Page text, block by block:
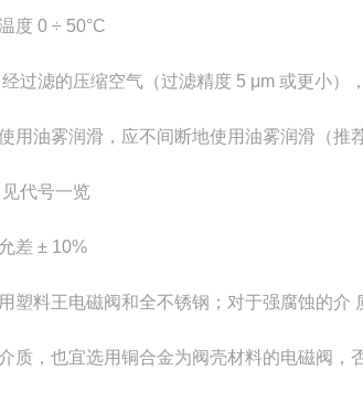
度 0 ÷ 50°C
过滤的压缩空气（过滤精度 5 μm 或更小）
用油雾润滑，应不间断地使用油雾润滑（推
代号一览
差 ± 10%
塑料王电磁阀和全不锈钢；对于强腐蚀的介
质，也宜选用铜合金为阀壳材料的电磁阀，